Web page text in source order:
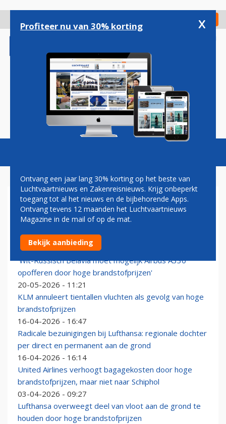
gaan
Check in
Magazine Podcasts Vacatures
BRANDSTOFPRIJZEN
Lufthansa blijft óók snijden in vluchtschema ná oktober
21-05-2026 - 13:42
'Wit-Russisch Belavia moet mogelijk Airbus A330
opofferen door hoge brandstofprijzen'
20-05-2026 - 11:21
KLM annuleert tientallen vluchten als gevolg van hoge
brandstofprijzen
16-04-2026 - 16:47
Radicale bezuinigingen bij Lufthansa: regionale dochter
per direct en permanent aan de grond
16-04-2026 - 16:14
United Airlines verhoogt bagagekosten door hoge
brandstofprijzen, maar niet naar Schiphol
03-04-2026 - 09:27
Lufthansa overweegt deel van vloot aan de grond te
houden door hoge brandstofprijzen
Profiteer nu van 30% korting x
Ontvang een jaar lang 30% korting op het beste van
Luchtvaartnieuws en Zakenreisnieuws. Krijg onbeperkt
toegang tot al het nieuws en de bijbehorende Apps.
Ontvang tevens 12 maanden het Luchtvaartnieuws
Magazine in de mail of op de mat.
Bekijk aanbieding